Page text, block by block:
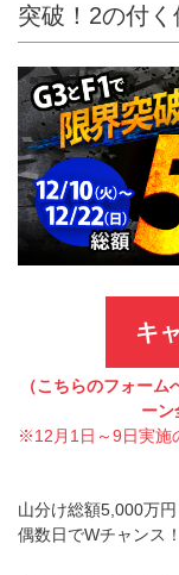
突破！2の付く
キ
（こちらのフォー
ーン
※12月1日～9日実施
山分け総額5,000万
偶数日でWチャンス！